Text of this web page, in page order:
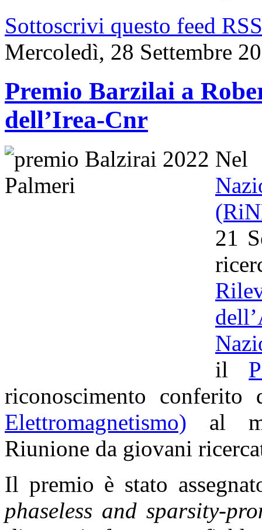
Sottoscrivi questo feed RSS
Mercoledì, 28 Settembre
Premio Barzilai a
dell’Irea-Cnr
21
il
riconoscimento
Elettromagnetismo) al
Riunione da giovani
Il premio è stato
phaseless and sparsity-